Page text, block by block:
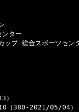
ター
総合スポーツセン
）
（380-2021/05/04）